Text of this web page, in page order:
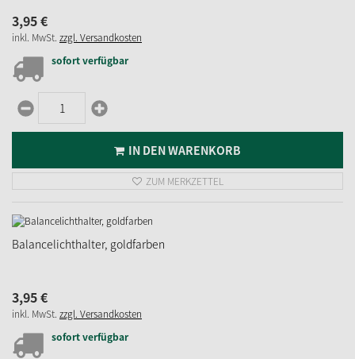
3,95€
inkl. MwSt. zzgl. Versandkosten
sofort verfügbar
IN DEN WARENKORB
ZUM MERKZETTEL
Balancelichthalter, goldfarben
3,95€
inkl. MwSt. zzgl. Versandkosten
sofort verfügbar